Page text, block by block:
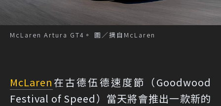
McLaren Artura GT4。 圖／摘自McLaren
McLaren 在古德伍德速度節（Goodwood
Festival of Speed）當天將會推出一款新的